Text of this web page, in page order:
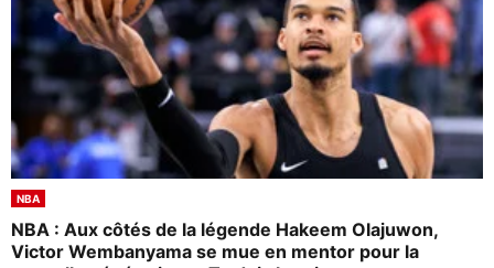
NBA
NBA : Aux côtés de la légende Hakeem Olajuwon,
Victor Wembanyama se mue en mentor pour la